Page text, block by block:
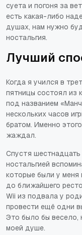
суета и погоня за
есть какая-либо
душах, нам нужно
ностальгия.
Лучший
Когда я учился в
пятницы состоял из
под названием
нескольких часов
братом. Именно
жаждал.
Спустя
ностальгией
которые были у меня
до ближайшего
Wii из подвала у
провести ещё одни
Это было бы весело,
моей душе.